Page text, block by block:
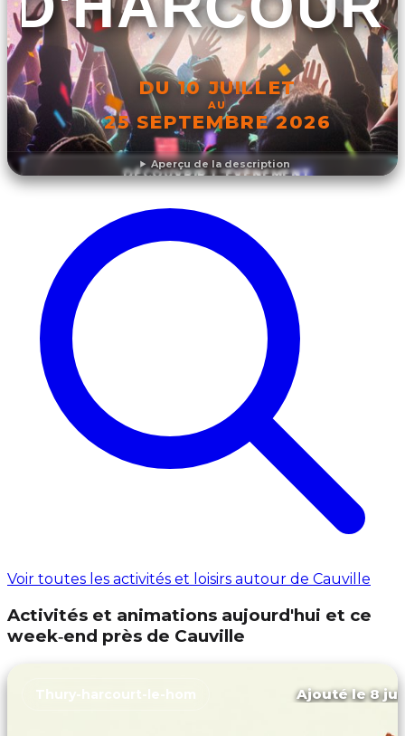
Aperçu de la description
DU 10 JUILLET
AU
25 SEPTEMBRE 2026
DÉCOUVRIR L'ÉVÉNEMENT
Voir toutes les activités et loisirs autour de Cauville
Activités et animations aujourd'hui et ce
week‑end près de Cauville
Thury-harcourt-le-hom Ajouté le 8